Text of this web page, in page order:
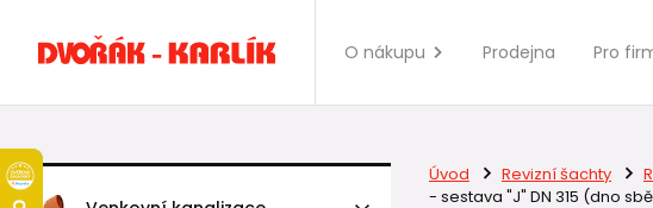
O nákupu Prodejna Pro
Úvod Revizní šachty
- sestava "J" DN 315 (dno